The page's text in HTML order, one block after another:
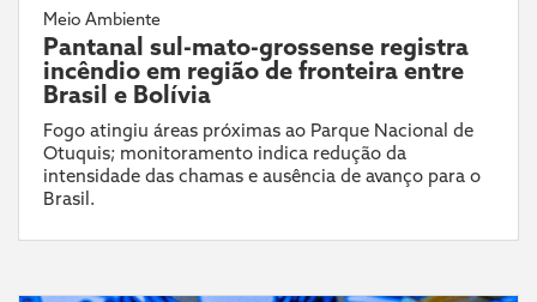
Meio Ambiente
Pantanal sul-mato-grossense registra
incêndio em região de fronteira entre
Brasil e Bolívia
Fogo atingiu áreas próximas ao Parque Nacional de
Otuquis; monitoramento indica redução da
intensidade das chamas e ausência de avanço para o
Brasil.